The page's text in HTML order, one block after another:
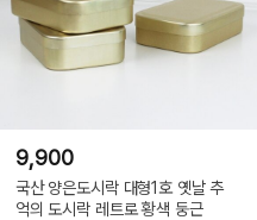
9,900
국산 양은도시락 대형1호 옛날 추
억의 도시락 레트로 황색 둥근